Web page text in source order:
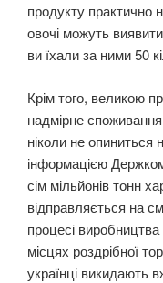
продукту практично
овочі можуть
ви їхали за ними 50
Крім того, великою
надмірне
ніколи не опиниться
інформацією
сім мільйонів тонн
відправляється на
процесі
місцях роздрібної
українці викидають